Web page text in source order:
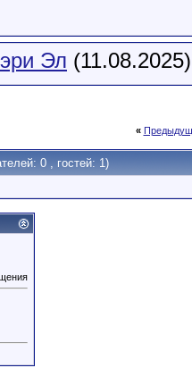
Эл
«
0 , гостей: 1)